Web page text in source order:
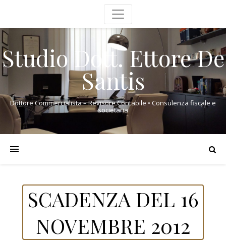
Studio Dott. Ettore De
Santis
Dottore Commercialista – Revisore Contabile • Consulenza fiscale e
societaria
SCADENZA DEL 16
NOVEMBRE 2012